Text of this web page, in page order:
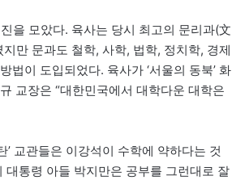
을 모았다. 육사는 당시 최고의 문리과(文
만 문과도 철학, 사학, 법학, 정치학, 경제
이 도입되었다. 육사가 ‘서울의 동북’ 화
교장은 “대한민국에서 대학다운 대학은
교관들은 이강석이 수학에 약하다는 것
통령 아들 박지만은 공부를 그런대로 잘